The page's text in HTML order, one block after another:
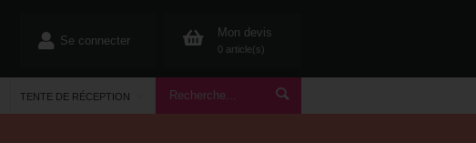
Se connecter
Mon devis
0 article(s)
TENTE DE RÉCEPTION